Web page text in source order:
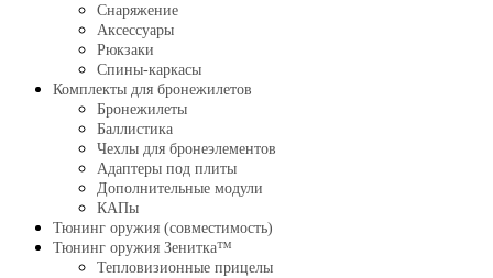
Снаряжение
Аксессуары
Рюкзаки
Спины-каркасы
Комплекты для бронежилетов
Бронежилеты
Баллистика
Чехлы для бронеэлементов
Адаптеры под плиты
Дополнительные модули
КАПы
Тюнинг оружия (совместимость)
Тюнинг оружия Зенитка™
Тепловизионные прицелы